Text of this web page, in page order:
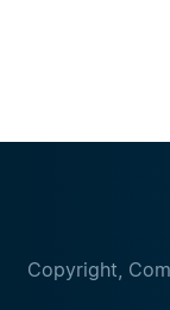
Copyright,